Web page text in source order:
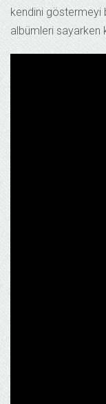
kendini göstermeyi
albümleri sayarken